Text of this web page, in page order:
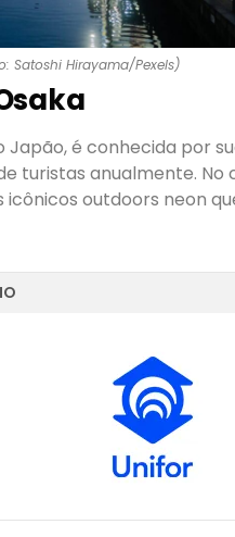
Satoshi Hirayama/Pexels)
é conhecida por
turistas anualmente. No
outdoors neon